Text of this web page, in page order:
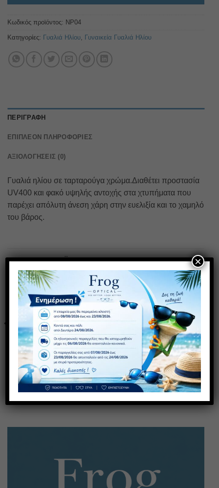
Κωδικός προϊόντος: NP04
Κατηγορίες: Γυαλιά Ηλίου, Γυναικεία Γυαλιά Ηλίου
ΠΕΡΙΓΡΑΦΉ
ΕΠΙΠΛΈΟΝ ΠΛΗΡΟΦΟΡΊΕΣ
ΑΞΙΟΛΟΓΉΣΕΙΣ (0)
Γυαλιά ηλίου σε ταρταρούγα χρώμα.Διαθέτει προστασία
UV400 και φακό υψηλής αντοχής στα χτυπήματα που
παρέχει απόλυτη άνεση χάρη στην ευελιξία και το χαμηλό
του βάρος.
ΣΧΕΤΙΚΆ ΠΡΟΪΌΝΤΑ
Πρόσθήκη
στην λίστα
επιθυμιών
AS189
με ΦΠΑ
Πρόσθήκη
επιθυμιών
AS 300
30,00
με ΦΠΑ
×